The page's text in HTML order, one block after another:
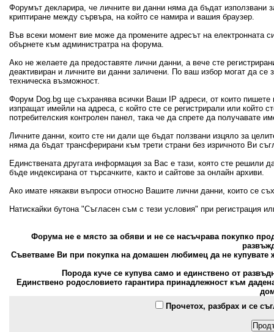
Форумът декларира, че личните ви данни няма да бъдат използвани
криптиране между сървъра, на който се намира и вашия браузер.
Във всеки момент вие може да промените адресът на електронната
обърнете към администратра на форума.
Ако не желаете да предоставяте лични данни, а вече сте
деактивиран и личните ви данни заличени. По ваш избор могат да
техническа възможност.
Форум Dog.bg ще съхранява всички Ваши IP адреси, от които
изпращат имейли на адреса, с който сте се регистрирали или който
потребителския контролен панел, така че да спрете да получавате
Личните данни, които сте ни дали ще бъдат ползвани изцяло за
няма да бъдат трансферирани към трети страни без изричното Ви
Единствената другата информация за Вас е тази, която сте решили
бъде индексирана от търсачките, както и сайтове за онлайн архиви.
Ако имате някакви въпроси относно Вашите лични данни, които се
Натискайки бутона "Съгласен съм с тези условия" при
Форума не е място за обяви и не се насъчрава покупко
Съветваме Ви при покупка на домашен любимец да не купувате
Порода куче се купува само и единствено от
Единствено родословието гарантира принадлежност към
Прочетох, разбрах и се